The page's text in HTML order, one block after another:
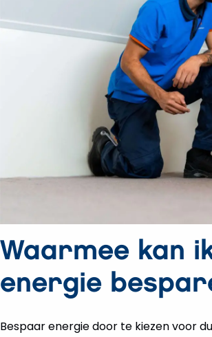
Waarmee kan
energie
Bespaar energie door te kiezen voor